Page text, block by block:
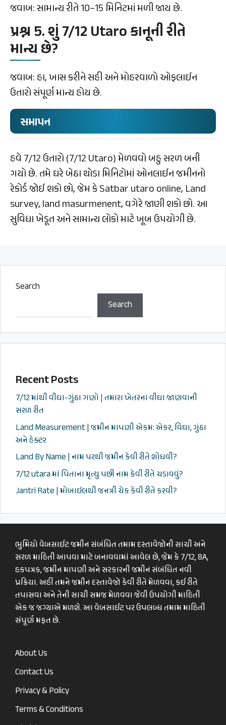
જવાબ: સામાન્ય રીતે 10–15 મિનિટમાં મળી જાય છે.
પ્રશ્ન 5. શું 7/12 Utaro કાનૂની રીતે
માન્ય છે?
જવાબ: હા, ખાસ કરીને સહી અને મોહરવાળો ઓફલાઈન
ઉતારો સંપૂર્ણ માન્ય હોય છે.
સમાપન
હવે 7/12 ઉતારો (7/12 Utaro) મેળવવો બહુ સરળ બની
ગયો છે. તમે ઘરે બેઠા થોડા મિનિટોમાં ઓનલાઈન જમીનનો
રેકોર્ડ જોઈ શકો છો, જેમ કે Satbar utaro online, Land
survey, land masurmenent, વગેરે જાણી શકો છો. આ
સુવિધા ખેડૂત અને સામાન્ય લોકો માટે ખૂબ ઉપયોગી છે.
Search
Search
Recent Posts
7/12 માંથી વીઘા-ગુંઠા ગણો | તમારા ખેતરના વીઘા જાણવાની
સરળ રીત
Land Measurement | જમીન માપણી એકમ: એકર, વિઘા, ગુંઠા
અને હેક્ટર
Land By Name | નામ પરથી જમીન કેવી રીતે શોધવી?
7/12 utara માં પિતાના મૃત્યુ પછી નામ કેવી રીતે ચડાવવું?
Jantri Rate | મોબાઇલથી જનત્રી ચેક કેવી રીતે કરવી?
ભુમિયો વેબસાઈટ જમીન સંબંધિત તમામ દસ્તાવેજોની સાચી અને
સરળ માહિતી આપવા માટે બનાવવામાં આવેલ છે, જેમ કે 7/12, 8A,
હકપત્રક, જમીન માપણી અને સરકારની જમીન સંબંધિત નવી
પ્રક્રિયા. અહીં તમને જમીન દસ્તાવેજો કેવી રીતે મેળવવા, કઈ રીતે
તપાસવા અને તેની સાચી સમજ મેળવવા જેવી ઉપયોગી માહિતી
એક જ જગ્યાએ મળશે. આ વેબસાઈટ પર ઉપલબ્ધ તમામ માહિતી
સંપૂર્ણ મફત છે.
About Us
Contact Us
Privacy & Policy
Terms & Conditions